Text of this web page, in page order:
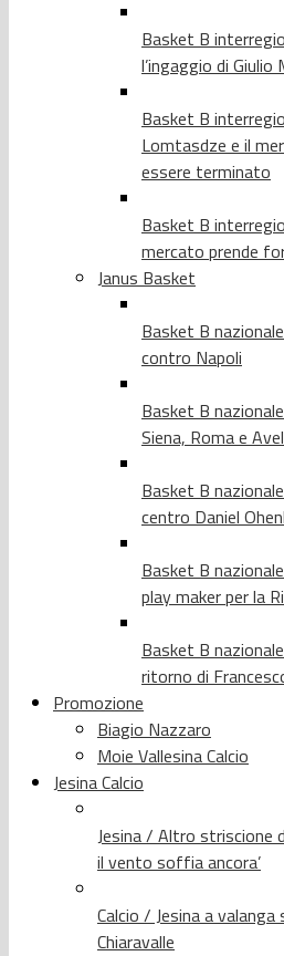
Basket B
l’ingaggio di Giulio
Basket B
Lomtasdze e il
essere terminato
Basket B
mercato prende
Janus Basket
Basket B
contro Napoli
Basket B
Siena, Roma e
Basket B
centro Daniel
Basket B
play maker per la
Basket B
ritorno di
Promozione
Biagio Nazzaro
Moie Vallesina Calcio
Jesina Calcio
Jesina / Altro striscione
il vento soffia ancora’
Calcio / Jesina a
Chiaravalle